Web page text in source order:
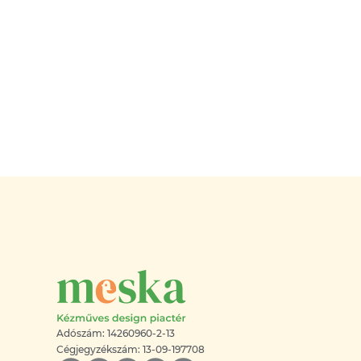
Adószám: 14260960-2-13
Cégjegyzékszám: 13-09-197708